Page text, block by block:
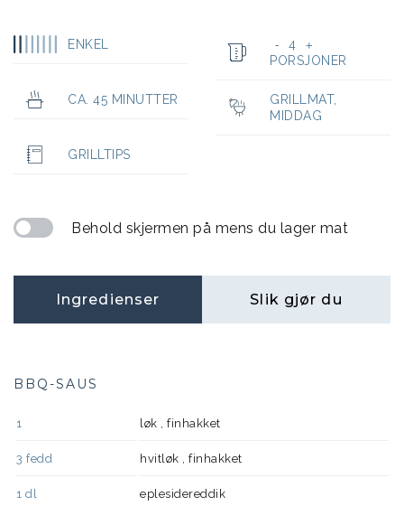
ENKEL - 4 +
PORSJONER
CA. 45 MINUTTER GRILLMAT,
MIDDAG
GRILLTIPS
Behold skjermen på mens du lager mat
Ingredienser Slik gjør du
BBQ-SAUS
1 løk , finhakket
3 fedd hvitløk , finhakket
1 dl eplesidereddik